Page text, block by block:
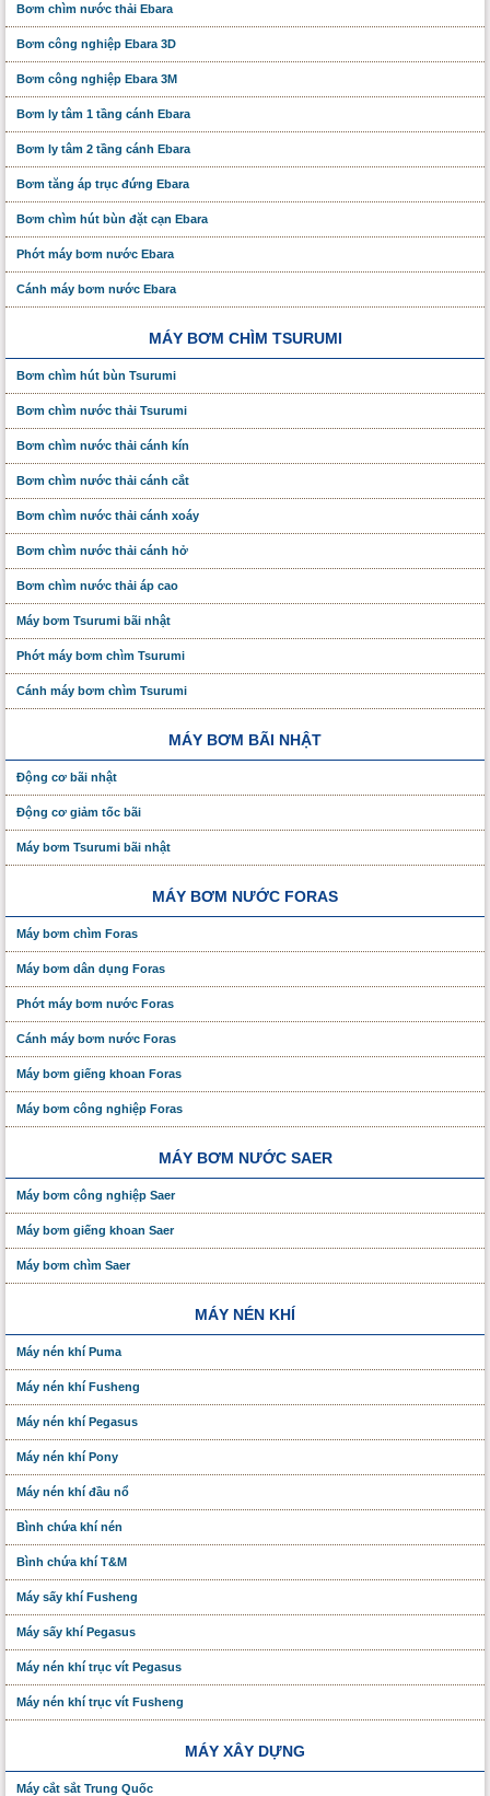
Bơm chìm nước thải Ebara
Bơm công nghiệp Ebara 3D
Bơm công nghiệp Ebara 3M
Bơm ly tâm 1 tầng cánh Ebara
Bơm ly tâm 2 tầng cánh Ebara
Bơm tăng áp trục đứng Ebara
Bơm chìm hút bùn đặt cạn Ebara
Phớt máy bơm nước Ebara
Cánh máy bơm nước Ebara
MÁY BƠM CHÌM TSURUMI
Bơm chìm hút bùn Tsurumi
Bơm chìm nước thải Tsurumi
Bơm chìm nước thải cánh kín
Bơm chìm nước thải cánh cắt
Bơm chìm nước thải cánh xoáy
Bơm chìm nước thải cánh hở
Bơm chìm nước thải áp cao
Máy bơm Tsurumi bãi nhật
Phớt máy bơm chìm Tsurumi
Cánh máy bơm chìm Tsurumi
MÁY BƠM BÃI NHẬT
Động cơ bãi nhật
Động cơ giảm tốc bãi
Máy bơm Tsurumi bãi nhật
MÁY BƠM NƯỚC FORAS
Máy bơm chìm Foras
Máy bơm dân dụng Foras
Phớt máy bơm nước Foras
Cánh máy bơm nước Foras
Máy bơm giếng khoan Foras
Máy bơm công nghiệp Foras
MÁY BƠM NƯỚC SAER
Máy bơm công nghiệp Saer
Máy bơm giếng khoan Saer
Máy bơm chìm Saer
MÁY NÉN KHÍ
Máy nén khí Puma
Máy nén khí Fusheng
Máy nén khí Pegasus
Máy nén khí Pony
Máy nén khí đầu nổ
Bình chứa khí nén
Bình chứa khí T&M
Máy sấy khí Fusheng
Máy sấy khí Pegasus
Máy nén khí trục vít Pegasus
Máy nén khí trục vít Fusheng
MÁY XÂY DỰNG
Máy cắt sắt Trung Quốc